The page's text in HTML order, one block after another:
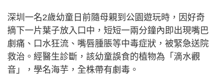
深圳一名2歲幼童日前隨母親到公園遊玩時，因好奇
摘下一片葉子放入口中，短短一兩分鐘內即出現嘴巴
劇痛、口水狂流、嘴唇腫脹等中毒症狀，被緊急送院
救治。經醫生診斷，該幼童誤食的植物為「滴水觀
音」，學名海芋，全株帶有劇毒。